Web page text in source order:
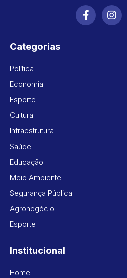
Categorias
Política
Economia
Esporte
Cultura
Infraestrutura
Saúde
Educação
Meio Ambiente
Segurança Pública
Agronegócio
Esporte
Institucional
Home